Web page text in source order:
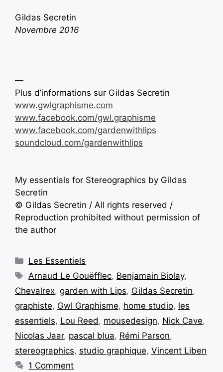
Gildas Secretin
Novembre 2016
—
Plus d’informations sur Gildas Secretin
www.gwlgraphisme.com
www.facebook.com/gwl.graphisme
www.facebook.com/gardenwithlips
soundcloud.com/gardenwithlips
My essentials for Stereographics by Gildas
Secretin
© Gildas Secretin / All rights reserved /
Reproduction prohibited without permission of
the author
Les Essentiels
Arnaud Le Gouëfflec, Benjamain Biolay,
Chevalrex, garden with Lips, Gildas Secretin,
graphiste, Gwl Graphisme, home studio, les
essentiels, Lou Reed, mousedesign, Nick Cave,
Nicolas Jaar, pascal blua, Rémi Parson,
stereographics, studio graphique, Vincent Liben
1 Comment